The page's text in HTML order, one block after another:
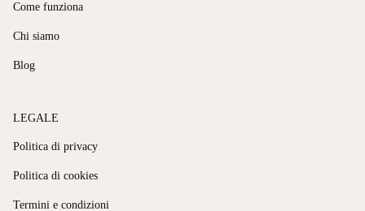
Come funziona
Chi siamo
Blog
LEGALE
Politica di privacy
Politica di cookies
Termini e condizioni